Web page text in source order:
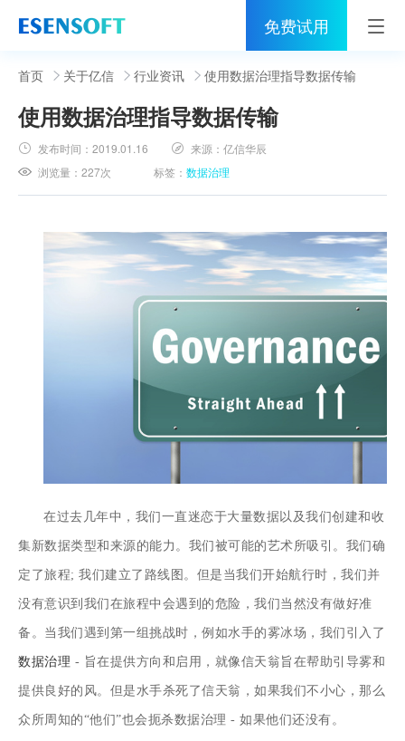
免费试用
首页
睿治
解决方案
伙伴
首页 关于亿信 行业资讯 使用数据治理指导数据传输
使用数据治理指导数据传输
发布时间：2019.01.16 来源：亿信华辰
浏览量：227次 标签：数据治理
在过去几年中，我们一直迷恋于大量数据以及我们创建和收
集新数据类型和来源的能力。我们被可能的艺术所吸引。我们确
定了旅程; 我们建立了路线图。但是当我们开始航行时，我们并
没有意识到我们在旅程中会遇到的危险，我们当然没有做好准
备。当我们遇到第一组挑战时，例如水手的雾冰场，我们引入了
数据治理 - 旨在提供方向和启用，就像信天翁旨在帮助引导雾和
提供良好的风。但是水手杀死了信天翁，如果我们不小心，那么
众所周知的“他们”也会扼杀数据治理 - 如果他们还没有。